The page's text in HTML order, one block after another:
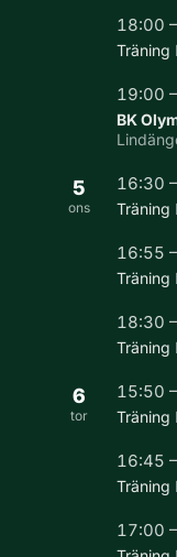
18:00
Träning
19:00
BK
5
ons
16:30
Träning
16:55
Träning
18:30
Träning
6
tor
15:50
Träning
16:45
Träning
17:00